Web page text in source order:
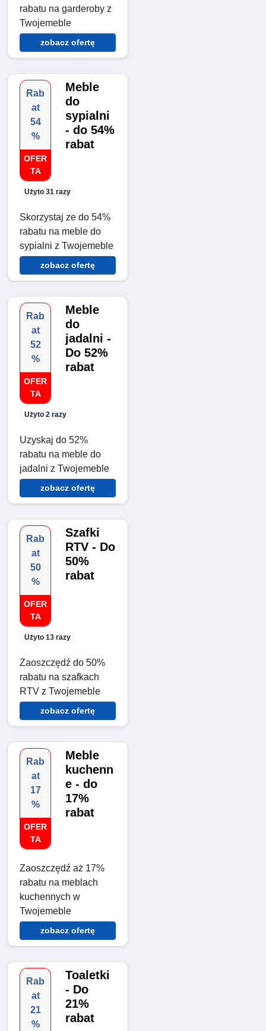
rabatu na garderoby z
Twojemeble
zobacz ofertę
Rab
at
54
%
OFER
TA
Użyto 31 razy
Meble
do
sypialni
- do 54%
rabat
Skorzystaj ze do 54%
rabatu na meble do
sypialni z Twojemeble
zobacz ofertę
Rab
at
52
%
OFER
TA
Użyto 2 razy
Meble
do
jadalni -
Do 52%
rabat
Uzyskaj do 52%
rabatu na meble do
jadalni z Twojemeble
zobacz ofertę
Rab
at
50
%
OFER
TA
Użyto 13 razy
Szafki
RTV - Do
50%
rabat
Zaoszczędź do 50%
rabatu na szafkach
RTV z Twojemeble
zobacz ofertę
Rab
at
17
%
OFER
TA
Meble
kuchenn
e - do
17%
rabat
Zaoszczędź aż 17%
rabatu na meblach
kuchennych w
Twojemeble
zobacz ofertę
Rab
at
21
%
Toaletki
- Do
21%
rabat